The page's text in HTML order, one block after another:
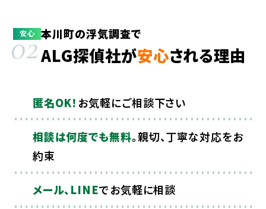
安心
02本川町の浮気調査で
ALG探偵社が安心される理由
匿名OK！ お気軽にご相談下さい
相談は何度でも無料。親切、丁寧な対応をお
約束
メール、LINEでお気軽に相談